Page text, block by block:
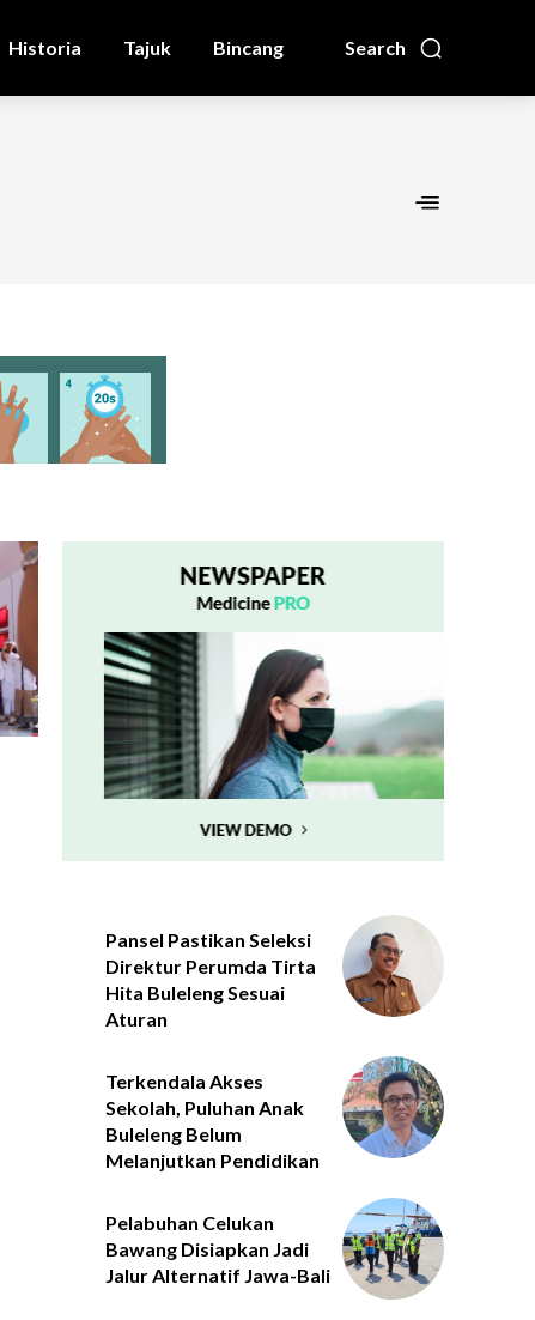
Search
Historia Tajuk Bincang
Pansel Pastikan Seleksi
Direktur Perumda Tirta
Hita Buleleng Sesuai
Aturan
Terkendala Akses
Sekolah, Puluhan Anak
Buleleng Belum
Melanjutkan Pendidikan
Pelabuhan Celukan
Bawang Disiapkan Jadi
Jalur Alternatif Jawa-Bali